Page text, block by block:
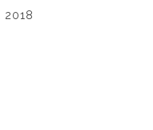
2018